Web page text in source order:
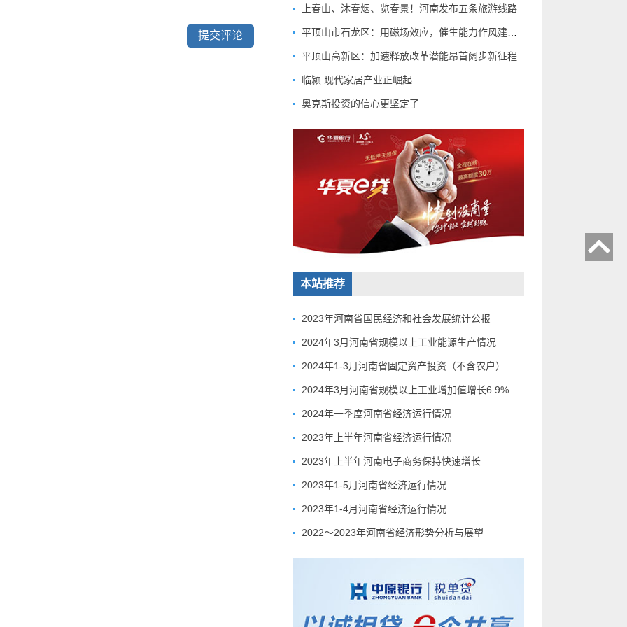
上春山、沐春烟、览春景！河南发布五条旅游线路
平顶山高新区：加速释放改革潜能昂首阔步新征程
临颍 现代家居产业正崛起
奥克斯投资的信心更坚定了
本站推荐
2023年河南省国民经济和社会发展统计公报
2024年3月河南省规模以上工业能源生产情况
2024年3月河南省规模以上工业增加值增长6.9%
2024年一季度河南省经济运行情况
2023年上半年河南省经济运行情况
2023年上半年河南电子商务保持快速增长
2023年1-5月河南省经济运行情况
2023年1-4月河南省经济运行情况
2022～2023年河南省经济形势分析与展望